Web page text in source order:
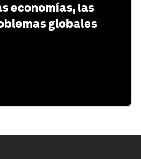
economías, las
globales